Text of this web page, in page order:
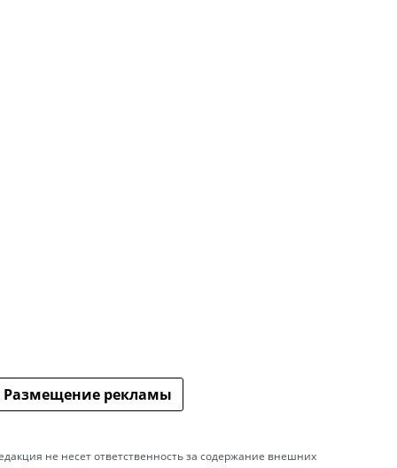
Размещение рекламы
не несет ответственность за содержание внешних